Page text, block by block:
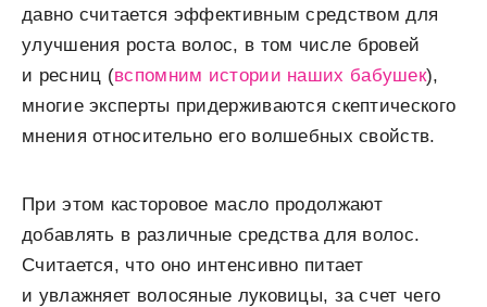
давно считается эффективным средством для
улучшения роста волос, в том числе бровей
и ресниц (вспомним истории наших бабушек),
многие эксперты придерживаются скептического
мнения относительно его волшебных свойств.
При этом касторовое масло продолжают
добавлять в различные средства для волос.
Считается, что оно интенсивно питает
и увлажняет волосяные луковицы, за счет чего